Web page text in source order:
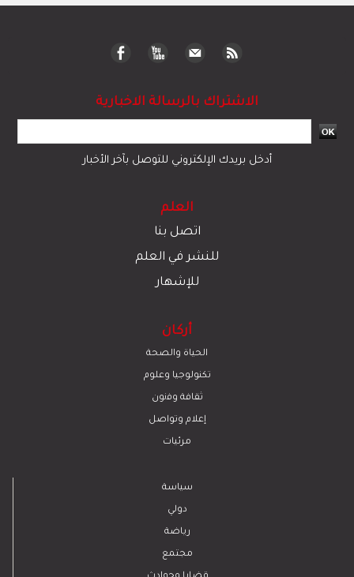
الاشتراك بالرسالة الاخبارية
أدخل بريدك الإلكتروني للتوصل بآخر الأخبار
العلم
اتصل بنا
للنشر في العلم
للإشهار
أركان
الحياة والصحة
تكنولوجيا وعلوم
ﺛﻘﺎﻓﺔ وﻓﻧون
إعلام وتواصل
مرئيات
سياسة
دولي
رياضة
مجتمع